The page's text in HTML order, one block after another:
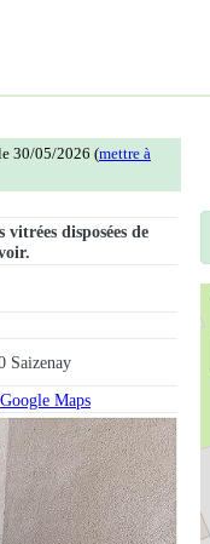
30/05/2026 (mettre à
disposées de
Saizenay
Google Maps